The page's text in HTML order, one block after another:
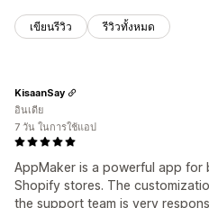
เขียนรีวิว รีวิวทั้งหมด
AppMaker is a powerful app for
Shopify stores. The
the support team is very
KisaanSay
อินเดีย
7 วัน ในการใช้แอป